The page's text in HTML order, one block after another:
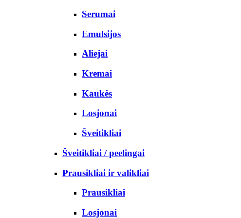
Serumai
Emulsijos
Aliejai
Kremai
Kaukės
Losjonai
Šveitikliai
Šveitikliai / peelingai
Prausikliai ir valikliai
Prausikliai
Losjonai